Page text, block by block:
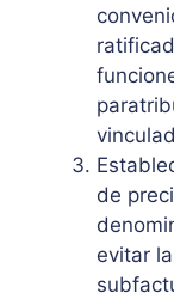
de
evitar